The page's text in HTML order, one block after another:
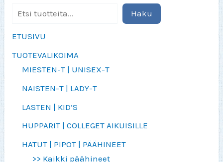
Haku
ETUSIVU
TUOTEVALIKOIMA
MIESTEN-T | UNISEX-T
NAISTEN-T | LADY-T
LASTEN | KID’S
HUPPARIT | COLLEGET AIKUISILLE
HATUT | PIPOT | PÄÄHINEET
>> Kaikki päähineet